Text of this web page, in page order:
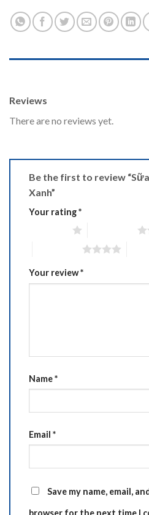
Reviews
There are no reviews yet.
Be the first to review
Xanh”
Your rating*
Your review*
Name*
Email *
Save my name, email,
browser for the next time I